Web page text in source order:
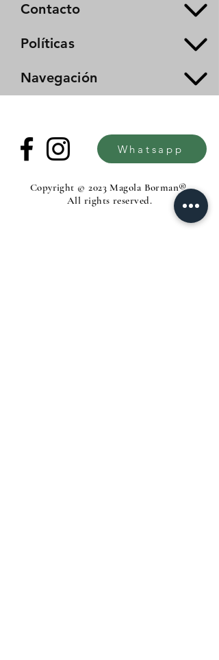
Contacto
Políticas
Navegación
Whatsapp
Copyright © 2023 Magola Borman®.
All rights reserved.